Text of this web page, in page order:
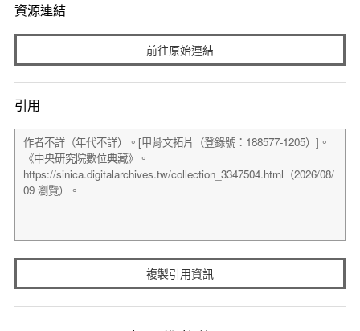
資源連結
前往原始連結
引用
複製引用資訊